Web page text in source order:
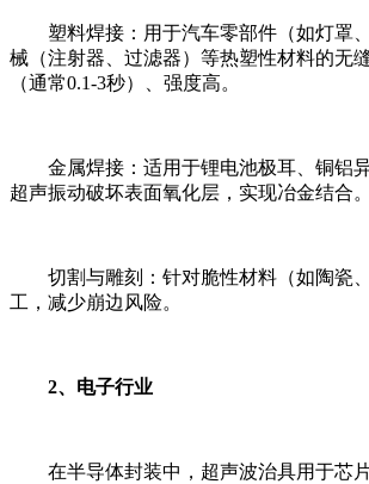
塑料焊接：用于汽车零部件（如灯罩
械（注射器、过滤器）等热塑性材料的无
（通常0.1-3秒）、强度高。
金属焊接：适用于锂电池极耳、铜铝
超声振动破坏表面氧化层，实现冶金结合。
切割与雕刻：针对脆性材料（如陶瓷
工，减少崩边风险。
2、电子行业
在半导体封装中，超声波治具用于芯